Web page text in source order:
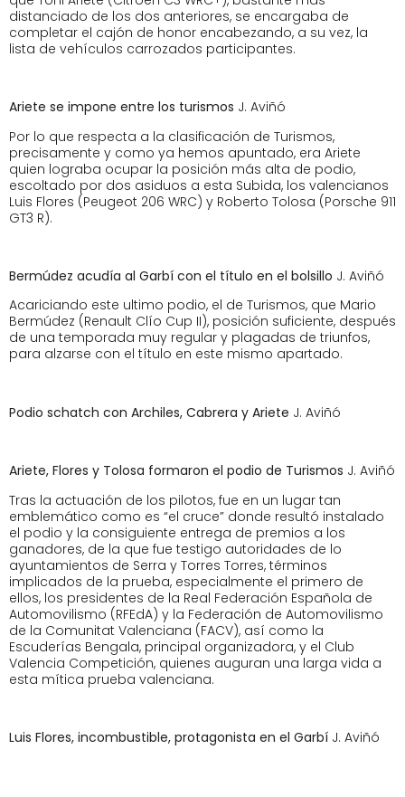
distanciado de los dos anteriores, se encargaba de
completar el cajón de honor encabezando, a su vez, la
lista de vehículos carrozados participantes.
Ariete se impone entre los turismos J. Aviñó
Por lo que respecta a la clasificación de Turismos,
precisamente y como ya hemos apuntado, era Ariete
quien lograba ocupar la posición más alta de podio,
escoltado por dos asiduos a esta Subida, los valencianos
Luis Flores (Peugeot 206 WRC) y Roberto Tolosa (Porsche 911
GT3 R).
Bermúdez acudía al Garbí con el título en el bolsillo J. Aviñó
Acariciando este ultimo podio, el de Turismos, que Mario
Bermúdez (Renault Clío Cup II), posición suficiente, después
de una temporada muy regular y plagadas de triunfos,
para alzarse con el título en este mismo apartado.
Podio schatch con Archiles, Cabrera y Ariete J. Aviñó
Ariete, Flores y Tolosa formaron el podio de Turismos J. Aviñó
Tras la actuación de los pilotos, fue en un lugar tan
emblemático como es “el cruce” donde resultó instalado
el podio y la consiguiente entrega de premios a los
ganadores, de la que fue testigo autoridades de lo
ayuntamientos de Serra y Torres Torres, términos
implicados de la prueba, especialmente el primero de
ellos, los presidentes de la Real Federación Española de
Automovilismo (RFEdA) y la Federación de Automovilismo
de la Comunitat Valenciana (FACV), así como la
Escuderías Bengala, principal organizadora, y el Club
Valencia Competición, quienes auguran una larga vida a
esta mítica prueba valenciana.
Luis Flores, incombustible, protagonista en el Garbí J. Aviñó